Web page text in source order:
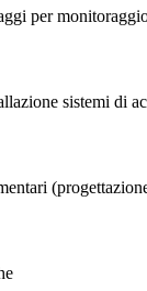
per
sistemi di